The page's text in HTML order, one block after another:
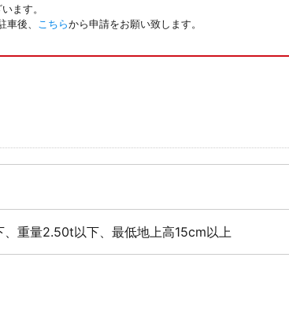
ます。
後、
こちらから申請をお願い致します。
重量2.50t以下、最低地上高15cm以上